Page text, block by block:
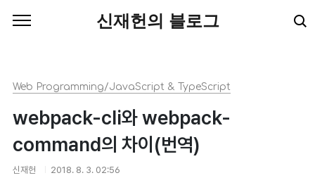
신재헌의 블로그
Web Programming/JavaScript & TypeScript
webpack-cli와 webpack-
command의 차이(번역)
신재헌 2018. 8. 3. 02:56